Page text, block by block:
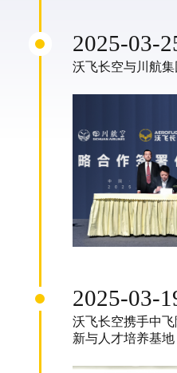
2025-03-
沃飞长空与川航
2025-03-
沃飞长空携手中
新与人才培养基地